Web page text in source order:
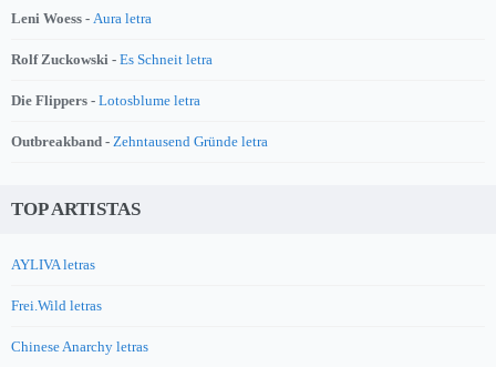
Leni Woess - Aura letra
Rolf Zuckowski - Es Schneit letra
Die Flippers - Lotosblume letra
Outbreakband - Zehntausend Gründe letra
TOP ARTISTAS
AYLIVA letras
Frei.Wild letras
Chinese Anarchy letras